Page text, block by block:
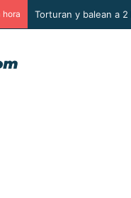
hora Presunto ladrón